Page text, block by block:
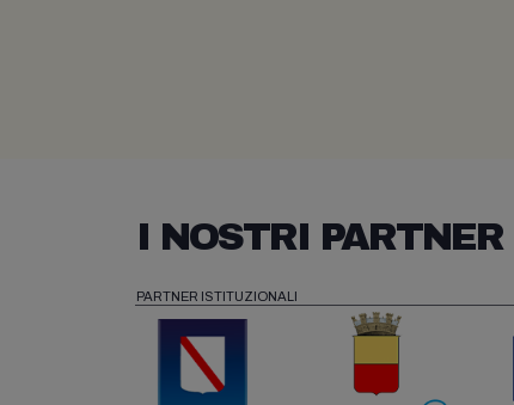
I NOSTRI PARTNER
PARTNER ISTITUZIONALI